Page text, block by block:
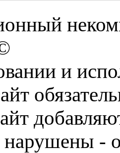
и
-